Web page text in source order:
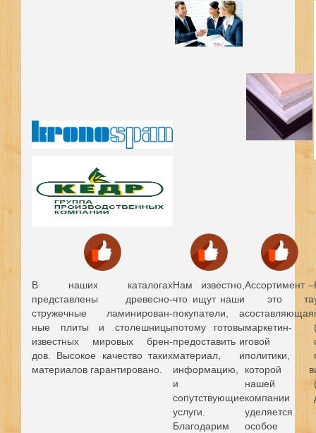
В наших каталогах
представлены древесно-
стружечные ламинирован-
ные плиты и столешницы
известных мировых брен-
дов. Высокое качество таких
материалов гарантировано.
Нам известно,
что ищут наши
покупатели, а
потому готовы
предоставить и
материал, и
информацию,
и
сопутствующие
услуги.
Благодарим
Ассортимент –
это та
составляющая
маркетин-
говой
политики,
которой в
нашей
компании
уделяется
особое